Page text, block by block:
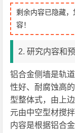
剩余内容已隐藏
容！
2. 研究内容和
铝合金侧墙是轨
性好、耐腐蚀高
型整体式，由上
元由中空型材搅
内容是根据铝合